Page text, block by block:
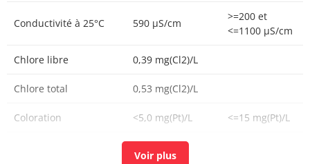
Conductivité à 25°C 590 µS/cm
>=200 et
<=1100 µS/cm
Chlore libre 0,39 mg(Cl2)/L
Chlore total 0,53 mg(Cl2)/L
Coloration <5,0 mg(Pt)/L <=15 mg(Pt)/L
<1 n/(100mL)